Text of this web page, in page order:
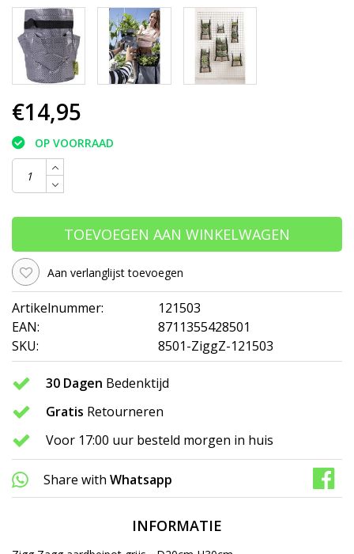
€14,95
OP VOORRAAD
TOEVOEGEN AAN WINKELWAGEN
Aan verlanglijst toevoegen
Artikelnummer:
121503
EAN:
8711355428501
SKU:
8501-ZiggZ-121503
30 Dagen Bedenktijd
Gratis Retourneren
Voor 17:00 uur besteld morgen in huis
Share with Whatsapp
INFORMATIE